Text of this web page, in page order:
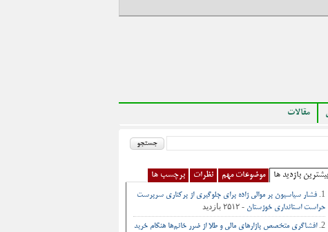
مقالات
بیشترین بازدید ها موضوعات مهم نظرات برچسب ها
فشار سیاسیون بر موالی زاده برای جلوگیری از برکناری سرپرست
حراست استانداری خوزستان - ۲۵۱۲ بازدید
افشاگری متخصص بازارهای مالی و طلا از ضرر خانم‌ها هنگام خرید